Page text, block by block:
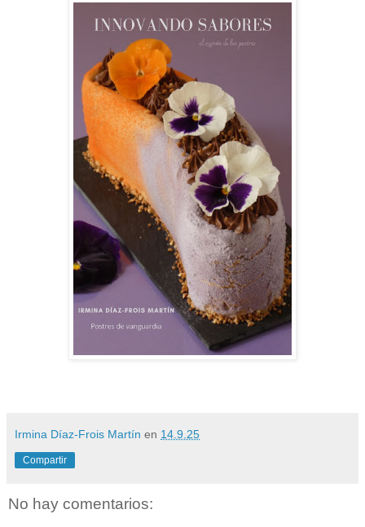
Irmina Díaz-Frois Martín en 14.9.25
Compartir
No hay comentarios: